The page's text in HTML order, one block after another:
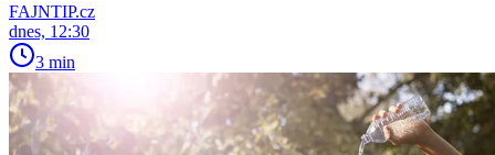
FAJNTIP.cz
dnes, 12:30
3 min